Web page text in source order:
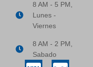
8 AM - 5 PM,
Lunes -
Viernes
8 AM - 2 PM,
Sabado